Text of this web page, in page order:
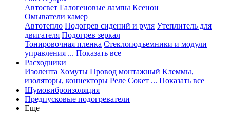
Автосвет Галогеновые лампы Ксенон
Омыватели камер
Автотепло Подогрев сидений и руля Утеплитель для
двигателя Подогрев зеркал
Тонировочная пленка Стеклоподъемники и модули
управления ... Показать все
Расходники
Изолента Хомуты Провод монтажный Клеммы,
изоляторы, коннекторы Реле Сокет ... Показать все
Шумовиброизоляция
Предпусковые подогреватели
Еще